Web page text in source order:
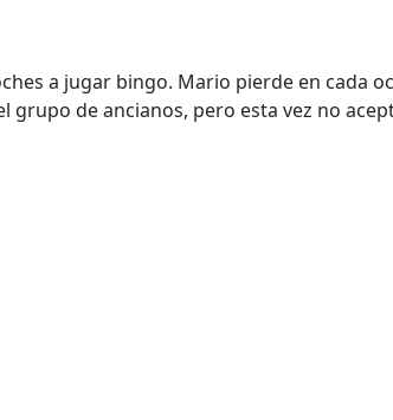
a jugar bingo. Mario pierde en cada
grupo de ancianos, pero esta vez no